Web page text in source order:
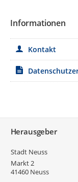
Informationen
Kontakt
Herausgeber
Stadt Neuss
Markt 2
41460 Neuss